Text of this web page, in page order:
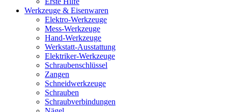
Werkzeuge & Eisenwaren
Elektro-Werkzeuge
Mess-Werkzeuge
Hand-Werkzeuge
Werkstatt-Ausstattung
Elektriker-Werkzeuge
Schraubenschlüssel
Zangen
Schneidwerkzeuge
Schrauben
Schraubverbindungen